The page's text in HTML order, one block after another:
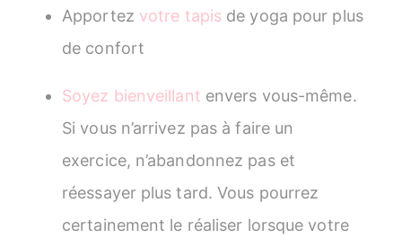
Apportez votre tapis de yoga pour plus
de confort
Soyez bienveillant envers vous-même.
Si vous n’arrivez pas à faire un
exercice, n’abandonnez pas et
réessayer plus tard. Vous pourrez
certainement le réaliser lorsque votre